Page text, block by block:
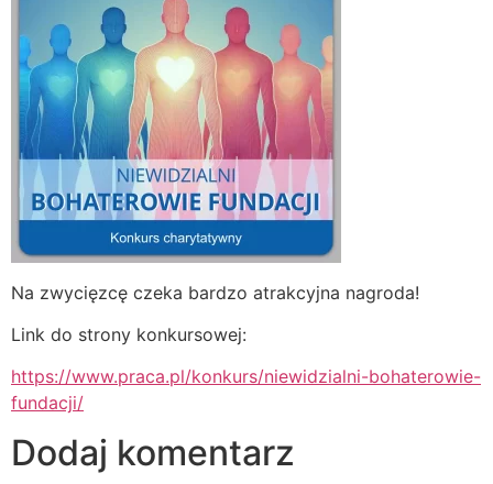
Na zwycięzcę czeka bardzo atrakcyjna nagroda!
Link do strony konkursowej:
https://www.praca.pl/konkurs/niewidzialni-bohaterowie-
fundacji/
Dodaj komentarz